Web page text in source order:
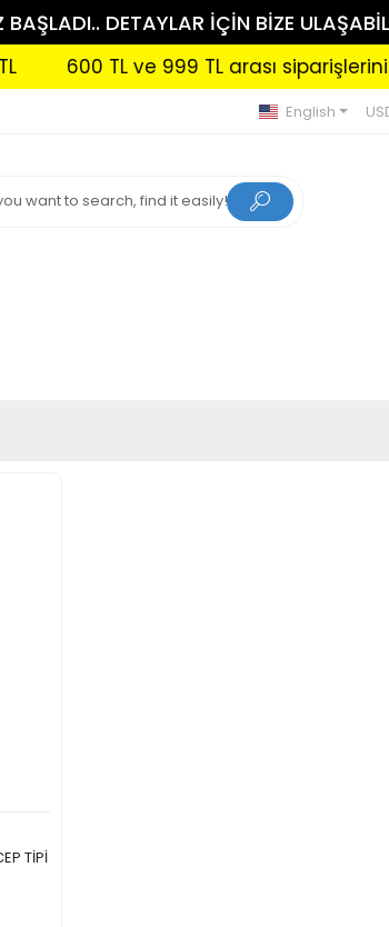
DETAYLAR İÇİN BİZE
600 TL ve 999 TL arası siparişlerinizde
English
TİPİ